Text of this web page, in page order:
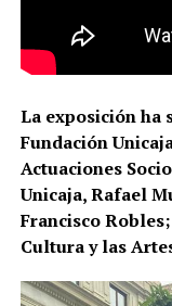
La exposición ha
Fundación
Actuaciones
Unicaja, Rafael
Francisco
Cultura y las